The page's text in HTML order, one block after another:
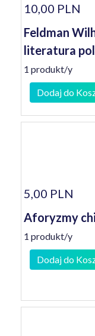
10,00 PLN
Feldman
literatura
1 produkt/y
Dodaj do
5,00 PLN
Aforyzmy
1 produkt/y
Dodaj do